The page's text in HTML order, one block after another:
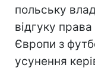
польську
відгуку
Європи з
усунення